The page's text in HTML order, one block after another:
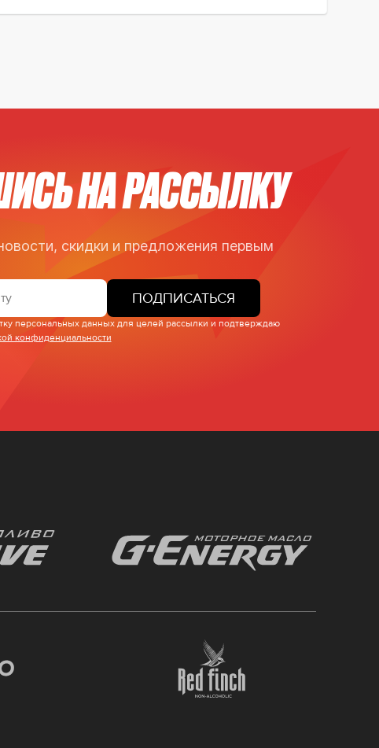
НА РАССЫЛКУ
скидки и предложения первым
ПОДПИСАТЬСЯ
персональных данных для целей рассылки и подтверждаю
конфиденциальности